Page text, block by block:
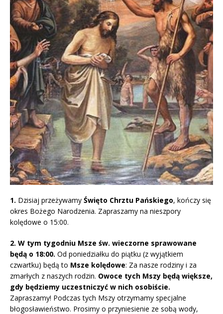
1. Dzisiaj przeżywamy Święto Chrztu Pańskiego, kończy się
okres Bożego Narodzenia. Zapraszamy na nieszpory
kolędowe o 15:00.
2. W tym tygodniu Msze św. wieczorne sprawowane
będą o 18:00. Od poniedziałku do piątku (z wyjątkiem
czwartku) będą to Msze kolędowe: Za nasze rodziny i za
zmarłych z naszych rodzin. Owoce tych Mszy będą większe,
gdy będziemy uczestniczyć w nich osobiście.
Zapraszamy! Podczas tych Mszy otrzymamy specjalne
błogosławieństwo. Prosimy o przyniesienie ze sobą wody,